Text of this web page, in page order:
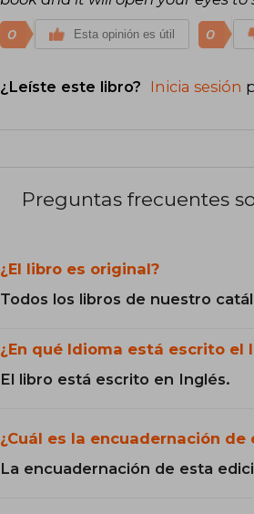
0 Esta opinión es útil 0
¿Leíste este libro? Inicia sesión
Preguntas frecuentes
¿El libro es original?
Todos los libros de nuestro
¿En qué Idioma está escrito el
El libro está escrito en Inglés.
¿Cuál es la encuadernación de
La encuadernación de esta